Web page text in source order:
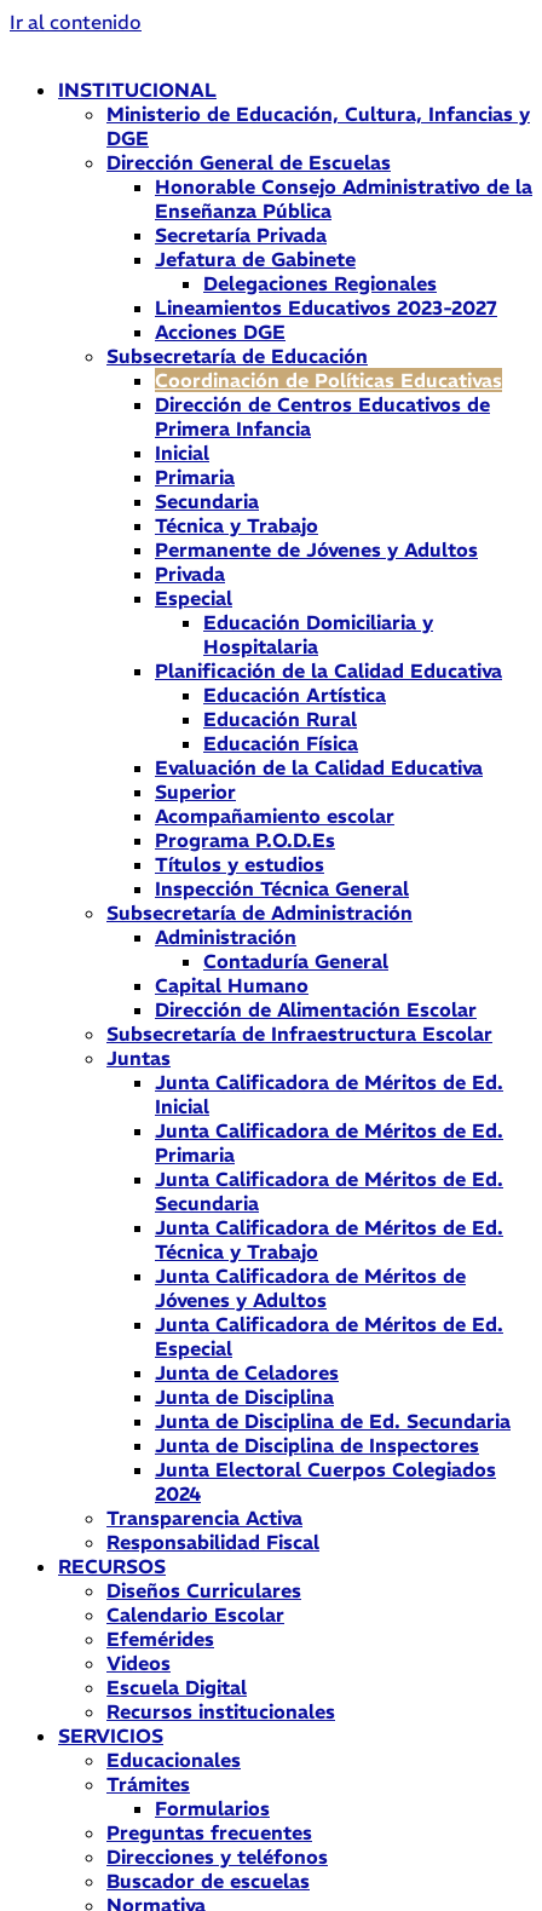
Ir al contenido
INSTITUCIONAL
Ministerio de Educación, Cultura, Infancias y
DGE
Dirección General de Escuelas
Honorable Consejo Administrativo de la
Enseñanza Pública
Secretaría Privada
Jefatura de Gabinete
Delegaciones Regionales
Lineamientos Educativos 2023-2027
Acciones DGE
Subsecretaría de Educación
Coordinación de Políticas Educativas
Dirección de Centros Educativos de
Primera Infancia
Inicial
Primaria
Secundaria
Técnica y Trabajo
Permanente de Jóvenes y Adultos
Privada
Especial
Educación Domiciliaria y
Hospitalaria
Planificación de la Calidad Educativa
Educación Artística
Educación Rural
Educación Física
Evaluación de la Calidad Educativa
Superior
Acompañamiento escolar
Programa P.O.D.Es
Títulos y estudios
Inspección Técnica General
Subsecretaría de Administración
Administración
Contaduría General
Capital Humano
Dirección de Alimentación Escolar
Subsecretaría de Infraestructura Escolar
Juntas
Junta Calificadora de Méritos de Ed.
Inicial
Junta Calificadora de Méritos de Ed.
Primaria
Junta Calificadora de Méritos de Ed.
Secundaria
Junta Calificadora de Méritos de Ed.
Técnica y Trabajo
Junta Calificadora de Méritos de
Jóvenes y Adultos
Junta Calificadora de Méritos de Ed.
Especial
Junta de Celadores
Junta de Disciplina
Junta de Disciplina de Ed. Secundaria
Junta de Disciplina de Inspectores
Junta Electoral Cuerpos Colegiados
2024
Transparencia Activa
Responsabilidad Fiscal
RECURSOS
Diseños Curriculares
Calendario Escolar
Efemérides
Videos
Escuela Digital
Recursos institucionales
SERVICIOS
Educacionales
Trámites
Formularios
Preguntas frecuentes
Direcciones y teléfonos
Buscador de escuelas
Normativa